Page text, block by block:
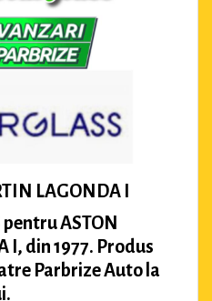
LAGONDA I
pentru ASTON
I, din 1977. Produs
Parbrize Auto la